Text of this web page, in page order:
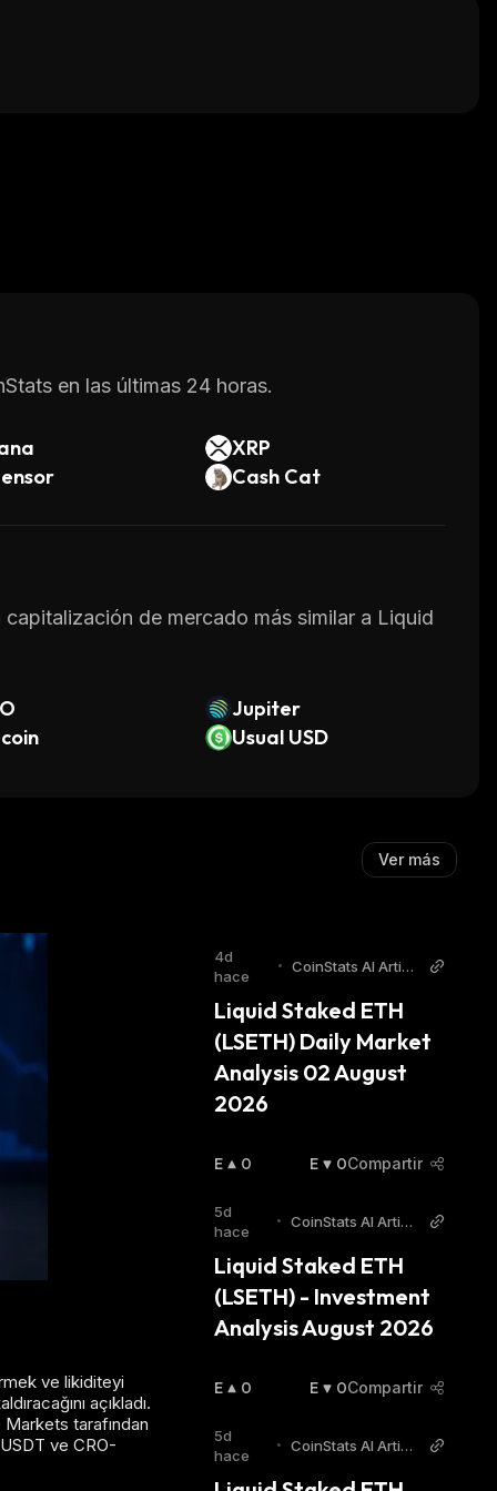
en las últimas 24 horas.
XRP
Cash Cat
de mercado más similar a Liquid
Jupiter
Usual USD
Ver más
ve likiditeyi
açıkladı.
tarafından
ve CRO-
4d
hace
•
CoinStats AI Articl
Liquid Staked ETH
(LSETH) Daily Market
Analysis 02 August
2026
E
A
L
A
:
0
E
A
A
0Compartir
5d
hace
•
CoinStats AI Articl
Liquid Staked ETH
(LSETH) - Investment
Analysis August 2026
E
A
L
0
E
A
0Compartir
5d
hace
•
CoinStats AI Articl